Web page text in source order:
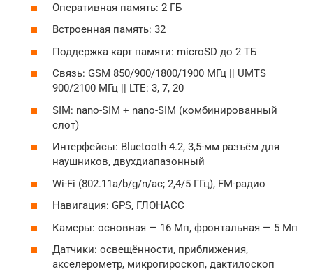
Оперативная память: 2 ГБ
Встроенная память: 32
Поддержка карт памяти: microSD до 2 ТБ
Связь: GSM 850/900/1800/1900 МГц || UMTS
900/2100 МГц || LTE: 3, 7, 20
SIM: nano-SIM + nano-SIM (комбинированный
слот)
Интерфейсы: Bluetooth 4.2, 3,5-мм разъём для
наушников, двухдиапазонный
Wi-Fi (802.11a/b/g/n/ac; 2,4/5 ГГц), FM-радио
Навигация: GPS, ГЛОНАСС
Камеры: основная — 16 Мп, фронтальная — 5 Мп
Датчики: освещённости, приближения,
акселерометр, микрогироскоп, дактилоскоп